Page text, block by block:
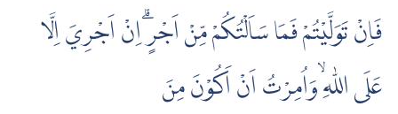
فَاِنْ تَوَلَّيْتُمْ فَمَا سَاَلْتُكُمْ مِّنْ اَجْرٍۗ اِنْ اَجْرِيَ اِلَّا
عَلَى اللّٰهِ ۙوَاُمِرْتُ اَنْ اَكُوْنَ مِنَ